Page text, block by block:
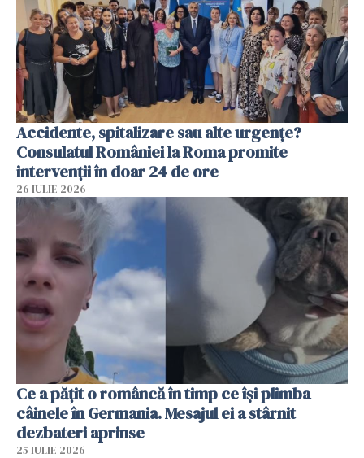
Accidente, spitalizare sau alte urgențe?
Consulatul României la Roma promite
intervenții în doar 24 de ore
26 IULIE 2026
Ce a pățit o româncă în timp ce își plimba
câinele în Germania. Mesajul ei a stârnit
dezbateri aprinse
25 IULIE 2026